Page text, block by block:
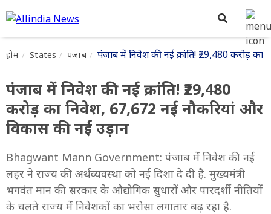
होम States पंजाब पंजाब में निवेश की नई क्रांति! ₹29,480 करोड़
पंजाब में निवेश की नई क्रांति! ₹29,480
करोड़ का निवेश, 67,672 नई नौकरियां और
विकास की नई उड़ान
Bhagwant Mann Government: पंजाब में निवेश की नई
लहर ने राज्य की अर्थव्यवस्था को नई दिशा दे दी है. मुख्यमंत्री
भगवंत मान की सरकार के औद्योगिक सुधारों और पारदर्शी नीतियों
के चलते राज्य में निवेशकों का भरोसा लगातार बढ़ रहा है.